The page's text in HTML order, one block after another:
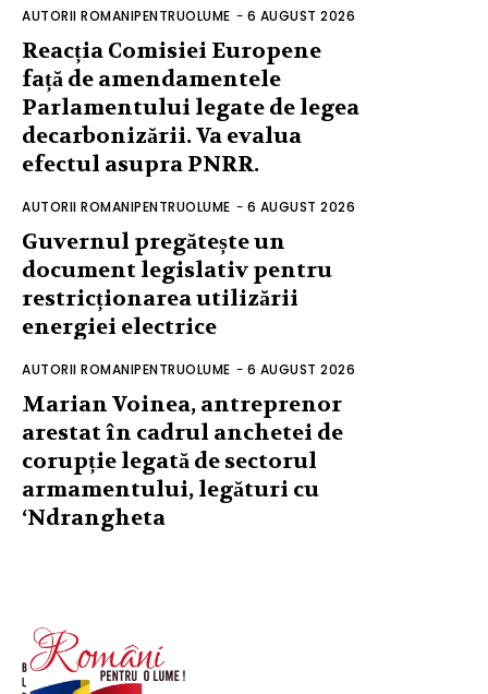
AUTORII ROMANIPENTRUOLUME - 6 AUGUST 2026
Reacția Comisiei Europene
față de amendamentele
Parlamentului legate de legea
decarbonizării. Va evalua
efectul asupra PNRR.
AUTORII ROMANIPENTRUOLUME - 6 AUGUST 2026
Guvernul pregătește un
document legislativ pentru
restricționarea utilizării
energiei electrice
AUTORII ROMANIPENTRUOLUME - 6 AUGUST 2026
Marian Voinea, antreprenor
arestat în cadrul anchetei de
corupție legată de sectorul
armamentului, legături cu
‘Ndrangheta